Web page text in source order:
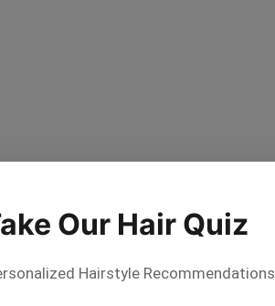
Our Hair Quiz
Hairstyle Recommendations